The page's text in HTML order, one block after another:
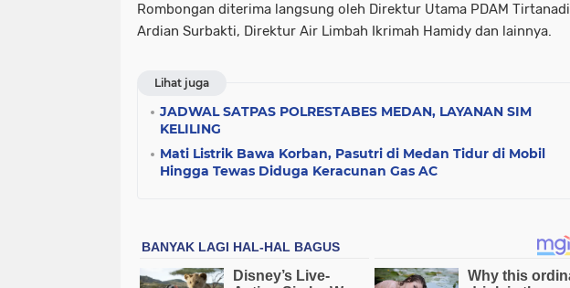
Rombongan diterima langsung oleh Direktur Utama PDAM Tirtanadi
Ardian Surbakti, Direktur Air Limbah Ikrimah Hamidy dan lainnya.
Lihat juga
JADWAL SATPAS POLRESTABES MEDAN, LAYANAN SIM
KELILING
Mati Listrik Bawa Korban, Pasutri di Medan Tidur di Mobil
Hingga Tewas Diduga Keracunan Gas AC